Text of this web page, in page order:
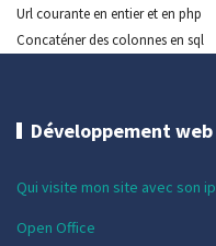
Url courante en entier et en php
Concaténer des colonnes en sql
Développement web
Qui visite mon site avec son ip
Open Office